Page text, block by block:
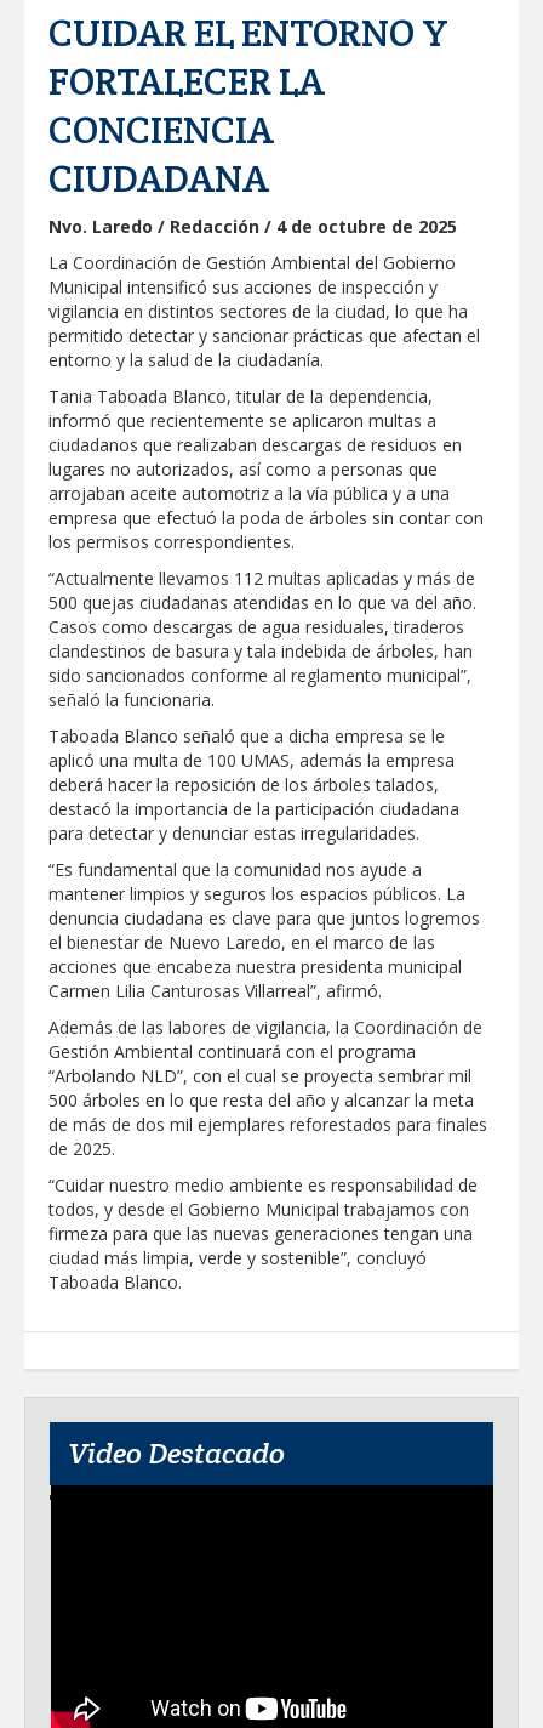
Respalda la SET acuerdos de la
CONAEDU sobre redes sociales y
escuelas militarizadas
AVANZAN TRABAJOS DE
REFORMA; GOBIERNO MUNICIPAL
MANTIENE EL RITMO DE LAS OBRAS
PRIORITARIAS
Atendió Protección Civil de Reynosa
reportes ante lluvias
IMPULSA GESTIÓN AMBIENTAL
JORNADA DE MEJORA URBANA EN
HACIENDA SAN AGUSTÍN
Asegura alcalde de Reynosa buen
funcionamiento de Presa El Águila
CELEBRARÁN FERIA DEL EMPLEO EL
PRÓXIMO 18 DE AGOSTO
Logra STPS la generación de empleo
con más de 6 mil 900 colocaciones en
Tamaulipas
Anunciaron Gobierno Municipal,
PROFECO y CANACO: Feria de Regreso a
Clases 2026
Lleva gobierno de Reynosa programa
"Acción y Conciencia" a colonia
Integración Familiar
CUIDAR EL ENTORNO Y
FORTALECER LA
CONCIENCIA
CIUDADANA
Nvo. Laredo / Redacción / 4 de octubre de 2025
La Coordinación de Gestión Ambiental del Gobierno
Municipal intensificó sus acciones de inspección y
vigilancia en distintos sectores de la ciudad, lo que ha
permitido detectar y sancionar prácticas que afectan el
entorno y la salud de la ciudadanía.
Tania Taboada Blanco, titular de la dependencia,
informó que recientemente se aplicaron multas a
ciudadanos que realizaban descargas de residuos en
lugares no autorizados, así como a personas que
arrojaban aceite automotriz a la vía pública y a una
empresa que efectuó la poda de árboles sin contar con
los permisos correspondientes.
“Actualmente llevamos 112 multas aplicadas y más de
500 quejas ciudadanas atendidas en lo que va del año.
Casos como descargas de agua residuales, tiraderos
clandestinos de basura y tala indebida de árboles, han
sido sancionados conforme al reglamento municipal”,
señaló la funcionaria.
Taboada Blanco señaló que a dicha empresa se le
aplicó una multa de 100 UMAS, además la empresa
deberá hacer la reposición de los árboles talados,
destacó la importancia de la participación ciudadana
para detectar y denunciar estas irregularidades.
“Es fundamental que la comunidad nos ayude a
mantener limpios y seguros los espacios públicos. La
denuncia ciudadana es clave para que juntos logremos
el bienestar de Nuevo Laredo, en el marco de las
acciones que encabeza nuestra presidenta municipal
Carmen Lilia Canturosas Villarreal”, afirmó.
Además de las labores de vigilancia, la Coordinación de
Gestión Ambiental continuará con el programa
“Arbolando NLD”, con el cual se proyecta sembrar mil
500 árboles en lo que resta del año y alcanzar la meta
de más de dos mil ejemplares reforestados para finales
de 2025.
“Cuidar nuestro medio ambiente es responsabilidad de
todos, y desde el Gobierno Municipal trabajamos con
firmeza para que las nuevas generaciones tengan una
ciudad más limpia, verde y sostenible”, concluyó
Taboada Blanco.
Video Destacado